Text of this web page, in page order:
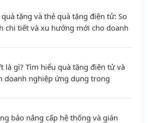
quà tặng và thẻ quà tặng điện tử: So
chi tiết và xu hướng mới cho doanh
là gì? Tìm hiểu quà tặng điện tử và
doanh nghiệp ứng dụng trong
báo nâng cấp hệ thống và gián